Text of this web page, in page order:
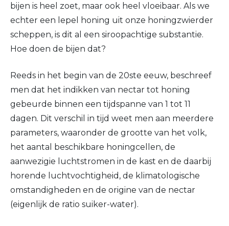
bijen is heel zoet, maar ook heel vloeibaar. Als we
echter een lepel honing uit onze honingzwierder
scheppen, is dit al een siroopachtige substantie.
Hoe doen de bijen dat?
Reeds in het begin van de 20ste eeuw, beschreef
men dat het indikken van nectar tot honing
gebeurde binnen een tijdspanne van 1 tot 11
dagen. Dit verschil in tijd weet men aan meerdere
parameters, waaronder de grootte van het volk,
het aantal beschikbare honingcellen, de
aanwezigie luchtstromen in de kast en de daarbij
horende luchtvochtigheid, de klimatologische
omstandigheden en de origine van de nectar
(eigenlijk de ratio suiker-water).